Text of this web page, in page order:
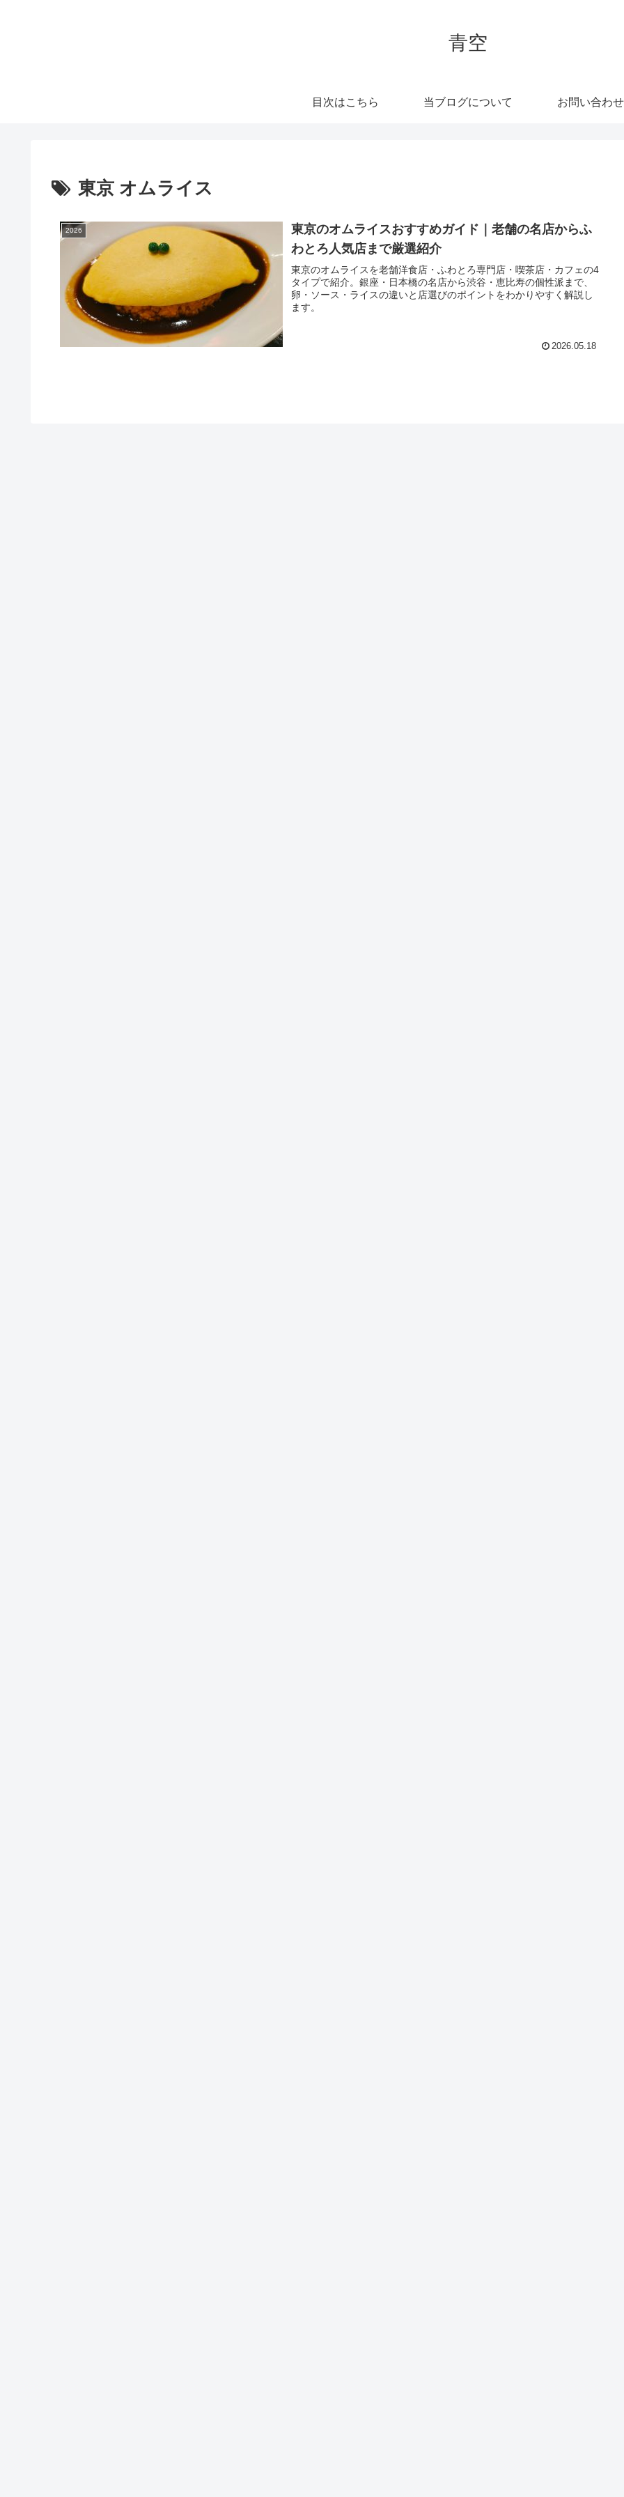
青空
目次はこちら 当ブログについて お問い合わせ
東京 オムライス
2026
東京のオムライスおすすめガイド｜老舗の名店からふ
わとろ人気店まで厳選紹介
東京のオムライスを老舗洋食店・ふわとろ専門店・喫茶店・カフェの4
タイプで紹介。銀座・日本橋の名店から渋谷・恵比寿の個性派まで、
卵・ソース・ライスの違いと店選びのポイントをわかりやすく解説し
ます。
2026.05.18